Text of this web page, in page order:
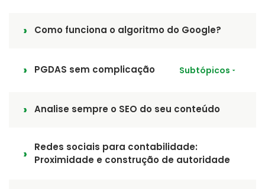
Como funciona o algoritmo do Google?
PGDAS sem complicação Subtópicos
Analise sempre o SEO do seu conteúdo
Redes sociais para contabilidade:
Proximidade e construção de autoridade